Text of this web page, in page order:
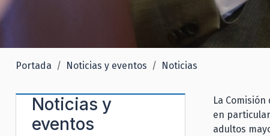
Portada Noticias y eventos Noticias
La
en
adultos
Noticias y
eventos